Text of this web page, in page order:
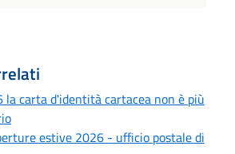
carta d'identità cartacea non è più
estive 2026 - ufficio postale di